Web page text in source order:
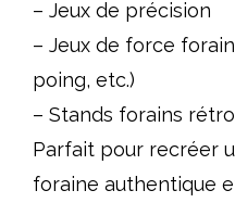
– Jeux de précision
– Jeux de force
poing, etc.)
– Stands forains rétro
Parfait pour recréer
foraine authentique